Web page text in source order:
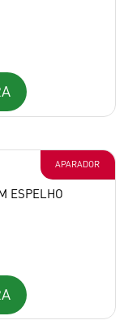
APARADOR
ESPELHO